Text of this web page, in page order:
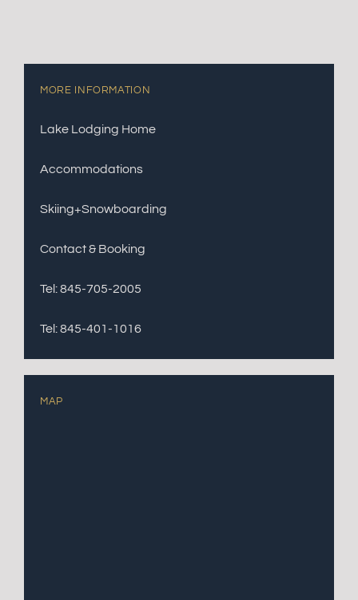
MORE INFORMATION
Lake Lodging Home
Accommodations
Skiing+Snowboarding
Contact & Booking
Tel: 845-705-2005
Tel: 845-401-1016
MAP